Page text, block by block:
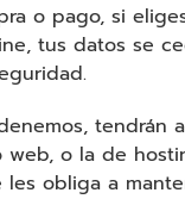
o pago, si
tus datos se
tendrán
web, o la de
obliga a